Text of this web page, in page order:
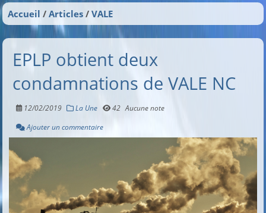
Accueil Articles VALE
EPLP obtient deux
condamnations de VALE NC
12/02/2019 La Une 42 Aucune note
Ajouter un commentaire